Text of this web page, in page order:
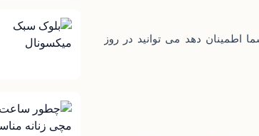
اطمینان دهد می‌ توانید در روز